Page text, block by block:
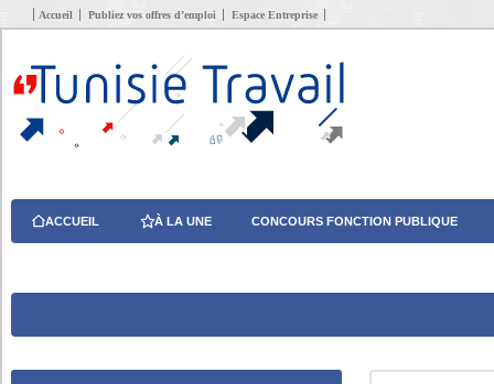
Accueil Publiez vos offres d’emploi Espace Entreprise
ACCUEIL À LA UNE CONCOURS FONCTION PUBLIQUE